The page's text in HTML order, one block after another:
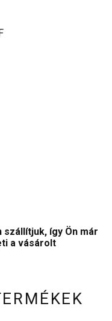
így Ön már
a vásárolt